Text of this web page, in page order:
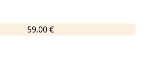
59.00 €